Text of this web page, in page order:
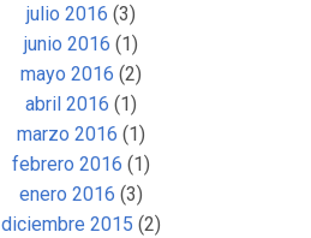
julio 2016 (3)
junio 2016 (1)
mayo 2016 (2)
abril 2016 (1)
marzo 2016 (1)
febrero 2016 (1)
enero 2016 (3)
diciembre 2015 (2)